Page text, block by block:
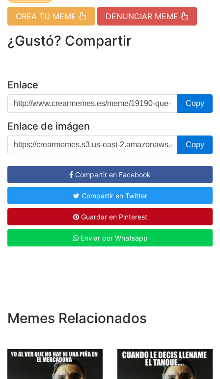
CREA TU MEME DENUNCIAR MEME
¿Gustó? Compartir
Enlace
Copy
Enlace de imágen
Copy
Compartir en Facebook
Compartir en Twitter
Guardar en Pinterest
Enviar por Whatsapp
Memes Relacionados